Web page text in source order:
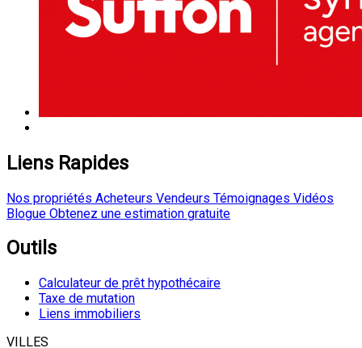
Liens Rapides
Nos propriétés Acheteurs Vendeurs Témoignages Vidéos
Blogue Obtenez une estimation gratuite
Outils
Calculateur de prêt hypothécaire
Taxe de mutation
Liens immobiliers
VILLES